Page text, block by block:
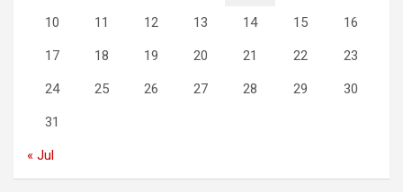
10 11 12 13 14 15 16
17 18 19 20 21 22 23
24 25 26 27 28 29 30
31
« Jul